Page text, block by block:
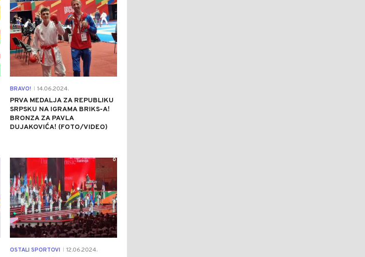
BRAVO! 14.06.2024.
PRVA MEDALJA ZA REPUBLIKU
SRPSKU NA IGRAMA BRIKS-A!
BRONZA ZA PAVLA
DUJAKOVIĆA! (FOTO/VIDEO)
OSTALI SPORTOVI 12.06.2024.
0